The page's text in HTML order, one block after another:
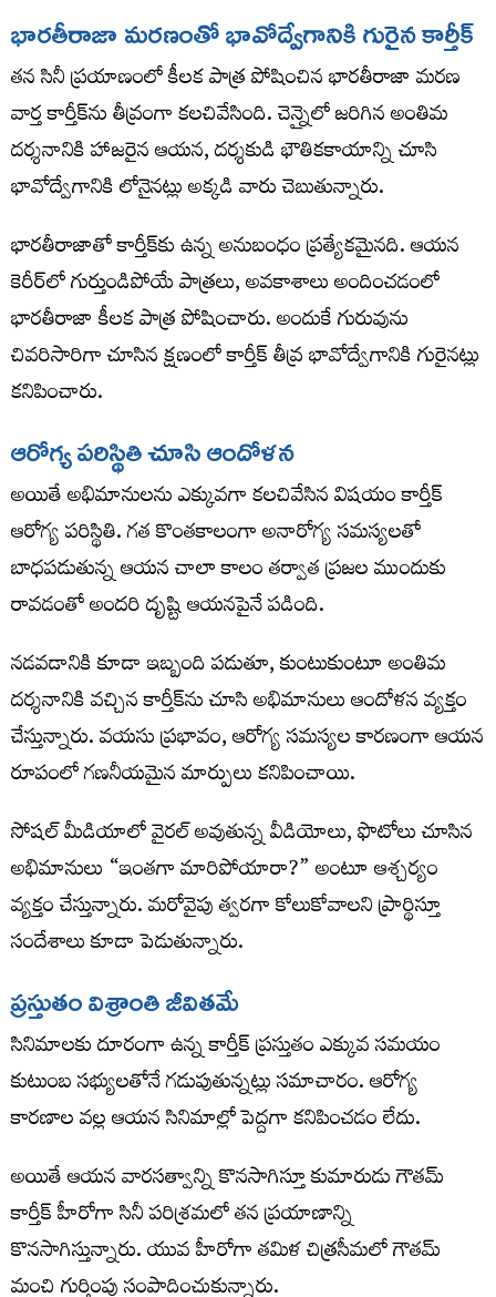
భారతీరాజా మరణంతో భావోద్వేగానికి గురైన కార్తీక్
తన సినీ ప్రయాణంలో కీలక పాత్ర పోషించిన భారతీరాజా మరణ
వార్త కార్తీక్‌ను తీవ్రంగా కలచివేసింది. చెన్నైలో జరిగిన అంతిమ
దర్శనానికి హాజరైన ఆయన, దర్శకుడి భౌతికకాయాన్ని చూసి
భావోద్వేగానికి లోనైనట్లు అక్కడి వారు చెబుతున్నారు.
భారతీరాజాతో కార్తీక్‌కు ఉన్న అనుబంధం ప్రత్యేకమైనది. ఆయన
కెరీర్‌లో గుర్తుండిపోయే పాత్రలు, అవకాశాలు అందించడంలో
భారతీరాజా కీలక పాత్ర పోషించారు. అందుకే గురువును
చివరిసారిగా చూసిన క్షణంలో కార్తీక్ తీవ్ర భావోద్వేగానికి గురైనట్లు
కనిపించారు.
ఆరోగ్య పరిస్థితి చూసి ఆందోళన
అయితే అభిమానులను ఎక్కువగా కలచివేసిన విషయం కార్తీక్
ఆరోగ్య పరిస్థితి. గత కొంతకాలంగా అనారోగ్య సమస్యలతో
బాధపడుతున్న ఆయన చాలా కాలం తర్వాత ప్రజల ముందుకు
రావడంతో అందరి దృష్టి ఆయనపైనే పడింది.
నడవడానికి కూడా ఇబ్బంది పడుతూ, కుంటుకుంటూ అంతిమ
దర్శనానికి వచ్చిన కార్తీక్‌ను చూసి అభిమానులు ఆందోళన వ్యక్తం
చేస్తున్నారు. వయసు ప్రభావం, ఆరోగ్య సమస్యల కారణంగా ఆయన
రూపంలో గణనీయమైన మార్పులు కనిపించాయి.
సోషల్ మీడియాలో వైరల్ అవుతున్న వీడియోలు, ఫొటోలు చూసిన
అభిమానులు “ఇంతగా మారిపోయారా?” అంటూ ఆశ్చర్యం
వ్యక్తం చేస్తున్నారు. మరోవైపు త్వరగా కోలుకోవాలని ప్రార్థిస్తూ
సందేశాలు కూడా పెడుతున్నారు.
ప్రస్తుతం విశ్రాంతి జీవితమే
సినిమాలకు దూరంగా ఉన్న కార్తీక్ ప్రస్తుతం ఎక్కువ సమయం
కుటుంబ సభ్యులతోనే గడుపుతున్నట్లు సమాచారం. ఆరోగ్య
కారణాల వల్ల ఆయన సినిమాల్లో పెద్దగా కనిపించడం లేదు.
అయితే ఆయన వారసత్వాన్ని కొనసాగిస్తూ కుమారుడు గౌతమ్
కార్తీక్ హీరోగా సినీ పరిశ్రమలో తన ప్రయాణాన్ని
కొనసాగిస్తున్నారు. యువ హీరోగా తమిళ చిత్రసీమలో గౌతమ్